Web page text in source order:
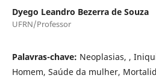
Dyego Leandro Bezerra de Souza
UFRN/Professor
Palavras-chave: Neoplasias, ,
Homem, Saúde da mulher,